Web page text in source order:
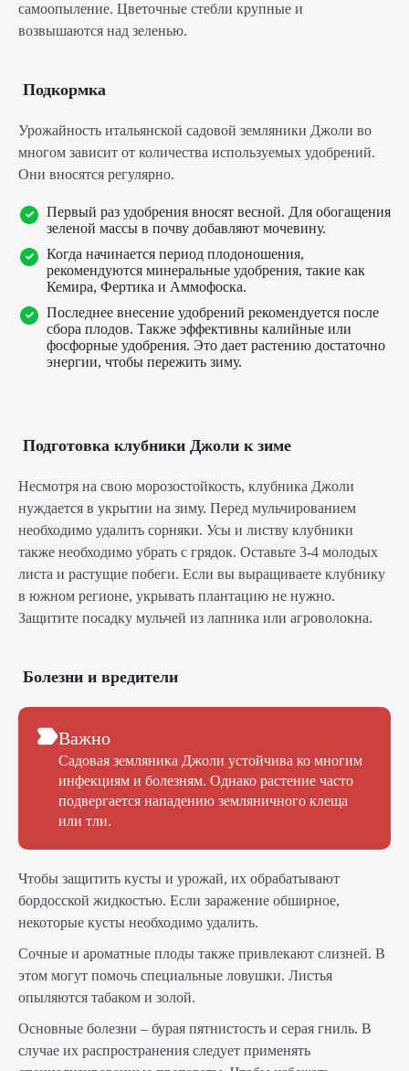
самоопыление. Цветочные стебли крупные и
возвышаются над зеленью.
Подкормка
Урожайность итальянской садовой земляники Джоли во
многом зависит от количества используемых удобрений.
Они вносятся регулярно.
Первый раз удобрения вносят весной. Для обогащения
зеленой массы в почву добавляют мочевину.
Когда начинается период плодоношения,
рекомендуются минеральные удобрения, такие как
Кемира, Фертика и Аммофоска.
Последнее внесение удобрений рекомендуется после
сбора плодов. Также эффективны калийные или
фосфорные удобрения. Это дает растению достаточно
энергии, чтобы пережить зиму.
Подготовка клубники Джоли к зиме
Несмотря на свою морозостойкость, клубника Джоли
нуждается в укрытии на зиму. Перед мульчированием
необходимо удалить сорняки. Усы и листву клубники
также необходимо убрать с грядок. Оставьте 3-4 молодых
листа и растущие побеги. Если вы выращиваете клубнику
в южном регионе, укрывать плантацию не нужно.
Защитите посадку мульчей из лапника или агроволокна.
Болезни и вредители
Важно
Садовая земляника Джоли устойчива ко многим
инфекциям и болезням. Однако растение часто
подвергается нападению земляничного клеща
или тли.
Чтобы защитить кусты и урожай, их обрабатывают
бордосской жидкостью. Если заражение обширное,
некоторые кусты необходимо удалить.
Сочные и ароматные плоды также привлекают слизней. В
этом могут помочь специальные ловушки. Листья
опыляются табаком и золой.
Основные болезни – бурая пятнистость и серая гниль. В
случае их распространения следует применять